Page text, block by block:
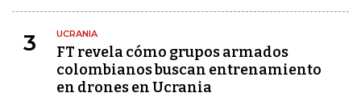
3 UCRANIA
FT revela cómo grupos armados
colombianos buscan entrenamiento
en drones en Ucrania